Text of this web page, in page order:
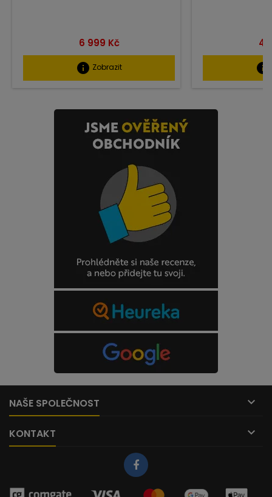
Cena
6 999 Kč
info Zobrazit
4
info
NAŠE SPOLEČNOST 
KONTAKT 